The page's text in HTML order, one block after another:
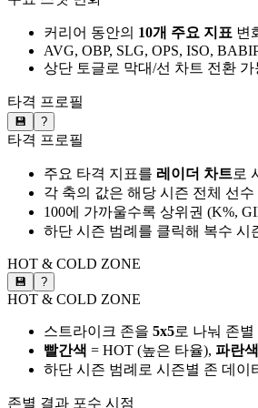
커리어 동안의 10개 주요 지표 변
AVG, OBP, SLG, OPS, ISO,
상단 토글로 막대/선 차트 전환 가
타격 프로필
💾 ?
타격 프로필
주요 타격 지표를 레이더 차트로
각 축의 값은 해당 시즌 전체 선수
100에 가까울수록 상위권 (K%,
하단 시즌 범례를 클릭해 복수 시
HOT & COLD ZONE
💾 ?
HOT & COLD ZONE
스트라이크 존을 5x5로 나눠 존별
빨간색 = HOT (높은 타율), 파란색
하단 시즌 범례로 시즌별 존 데이
존별 결과 포수 시점